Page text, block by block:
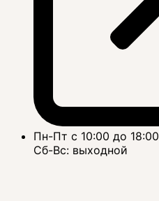
Пн-Пт с 10:00 до 18:00
Сб-Вс: выходной